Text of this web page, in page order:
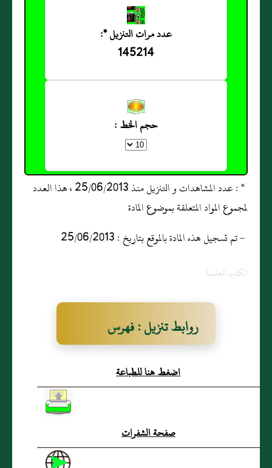
عدد مرات التنزيل *:
145214
حجم الخط :
* : عدد المشاهدات و التنزيل منذ 25/06/2013 ، هذا العدد
لمجموع المواد المتعلقة بموضوع المادة
- تم تسجيل هذه المادة بالموقع بتاريخ : 25/06/2013
الكتب العلمية
روابط تنزيل : فهرس
التحبير في علوم التفسير
اضغط هنا للطباعة
صفحة الشفرات